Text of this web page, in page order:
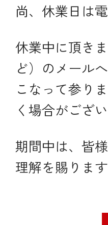
尚、休業日は
休業中に頂き
ど）のメール
こなって参り
く場合がござ
期間中は、皆
理解を賜りま